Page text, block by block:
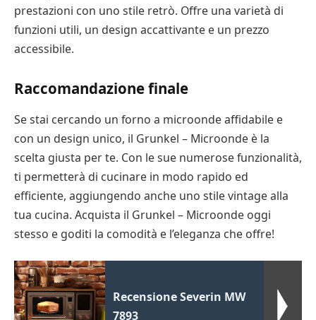
prestazioni con uno stile retrò. Offre una varietà di
funzioni utili, un design accattivante e un prezzo
accessibile.
Raccomandazione finale
Se stai cercando un forno a microonde affidabile e
con un design unico, il Grunkel – Microonde è la
scelta giusta per te. Con le sue numerose funzionalità,
ti permetterà di cucinare in modo rapido ed
efficiente, aggiungendo anche uno stile vintage alla
tua cucina. Acquista il Grunkel – Microonde oggi
stesso e goditi la comodità e l’eleganza che offre!
Recensione Severin MW
7893